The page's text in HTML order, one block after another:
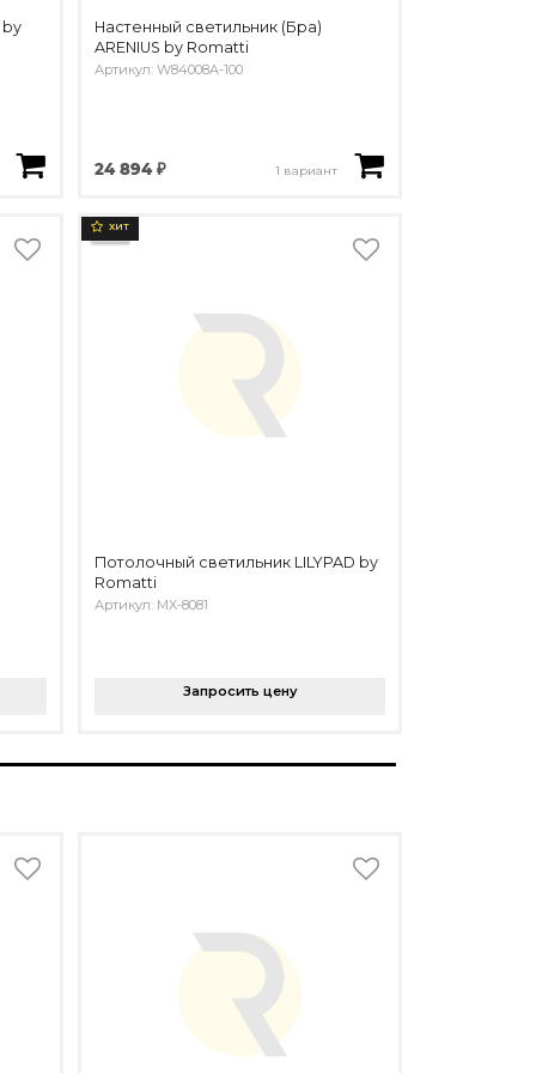
by
Настенный светильник (Бра)
ARENIUS by Romatti
Артикул: W84008A-100
24 894 ₽ 1 вариант
ХИТ
Потолочный светильник LILYPAD by
Romatti
Артикул: MX-8081
Запросить цену